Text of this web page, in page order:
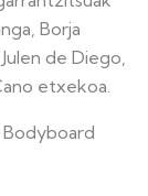
Borja
de Diego,
etxekoa.
Bodyboard